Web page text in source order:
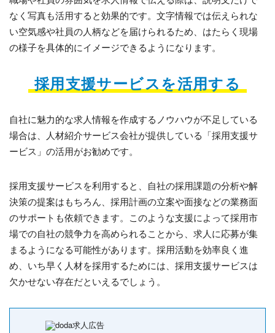
なく写真も活用すると効果的です。文字情報では伝えられな
い空気感や社員の人柄などを届けられるため、はたらく現場
の様子を具体的にイメージできるようになります。
採用支援サービスを活用する
自社に魅力的な求人情報を作成するノウハウが不足している
場合は、人材紹介サービス会社が提供している「採用支援サ
ービス」の活用がお勧めです。
採用支援サービスを利用すると、自社の採用課題の分析や解
決策の提案はもちろん、採用計画の立案や面接などの業務面
のサポートも依頼できます。このような支援によって採用市
場での自社の競争力を高められることから、求人に応募が集
まるようになる可能性があります。採用活動を効率良く進
め、いち早く人材を採用するためには、採用支援サービスは
欠かせない存在だといえるでしょう。